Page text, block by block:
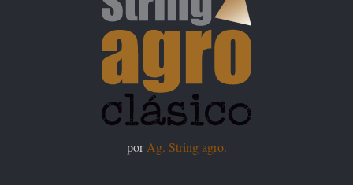
porAg. String agro.